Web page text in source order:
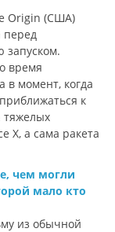
Origin (США)
перед
время
в момент, когда
к
тяжелых
X, а сама ракета
чем могли
мало кто
из обычной